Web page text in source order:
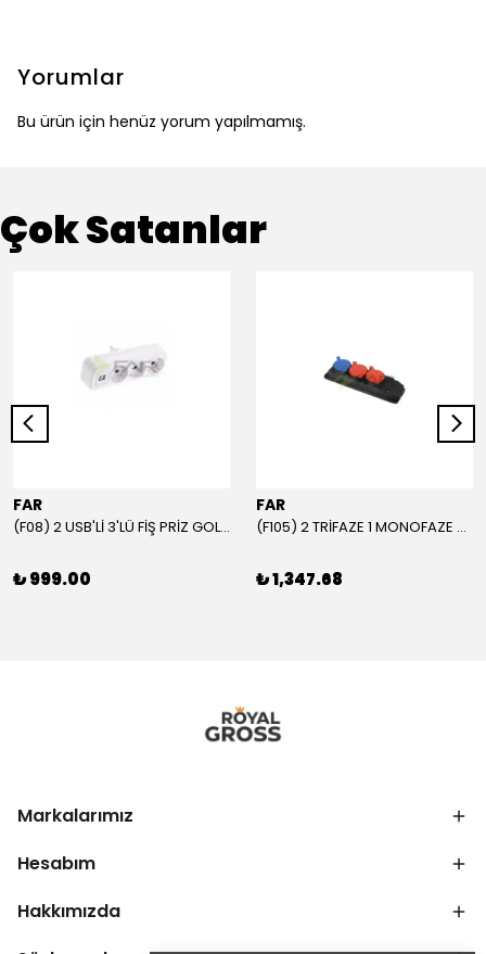
Yorumlar
Bu ürün için henüz yorum yapılmamış.
Çok Satanlar
FAR
(F08) 2 USB'Lİ 3'LÜ FİŞ PRİZ GOLYAT
₺ 999.00
FAR
(F105) 2 TRİFAZE 1 MONOFAZE GRUP PRİZ
₺ 1,347.68
Markalarımız
Hesabım
Hakkımızda